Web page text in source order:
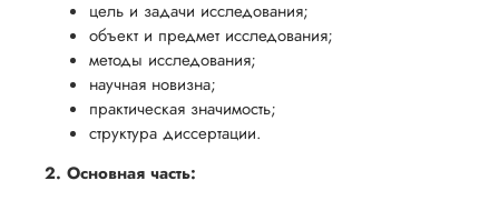
цель и задачи исследования;
объект и предмет исследования;
методы исследования;
научная новизна;
практическая значимость;
структура диссертации.
2. Основная часть: